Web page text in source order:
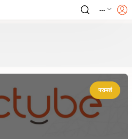
---
परामर्श